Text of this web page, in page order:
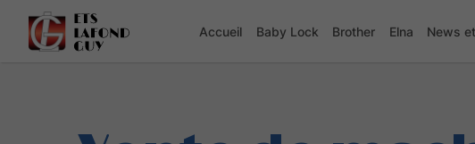
Accueil Baby Lock Brother Elna News